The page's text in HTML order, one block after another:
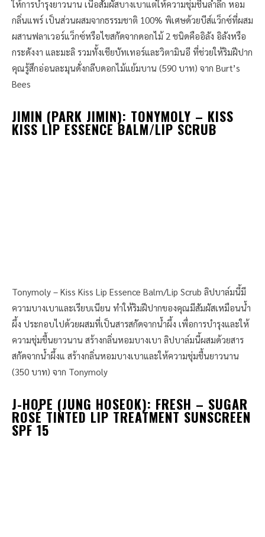
ให้การบำรุงยาวนาน เนื้อสัมผัสบางเบาแต่ให้ความชุ่มชื้นล้ำลึก หอม
กลิ่นแพร์ เป็นส่วนผสมจากธรรมชาติ 100% พิเศษด้วยบีส์แว็กซ์ที่ผสม
ผสานฟลาเวอร์แว็กซ์หรือไขสกัดจากดอกไม้ 2 ชนิดคืออิลัง อิลังหรือ
กระดังงา และมะลิ รวมทั้งเชียบัทเทอร์และวิตามินอี ที่ช่วยให้ริมฝีปาก
คุณรู้สึกอ่อนละมุนดั่งกลีบดอกไม้แย้มบาน (590 บาท) จาก Burt’s
Bees
JIMIN (PARK JIMIN): TONYMOLY – KISS
KISS LIP ESSENCE BALM/LIP SCRUB
Tonymoly – Kiss Kiss Lip Essence Balm/Lip Scrub ลิปบาล์มนี้มี
ความบางเบาและเรียบเนียน ทำให้ริมฝีปากของคุณมีสัมผัสเหมือนน้ำ
ผึ้ง ประกอบไปด้วยผสมที่เป็นสารสกัดจากน้ำผึ้ง เพื่อการบำรุงและให้
ความชุ่มชื้นยาวนาน สร้างกลิ่นหอมบางเบา ลิปบาล์มนี้ผสมด้วยสาร
สกัดจากน้ำผึ้งแ สร้างกลิ่นหอมบางเบาและให้ความชุ่มชื้นยาวนาน
(350 บาท) จาก Tonymoly
J-HOPE (JUNG HOSEOK): FRESH – SUGAR
ROSÉ TINTED LIP TREATMENT SUNSCREEN
SPF 15